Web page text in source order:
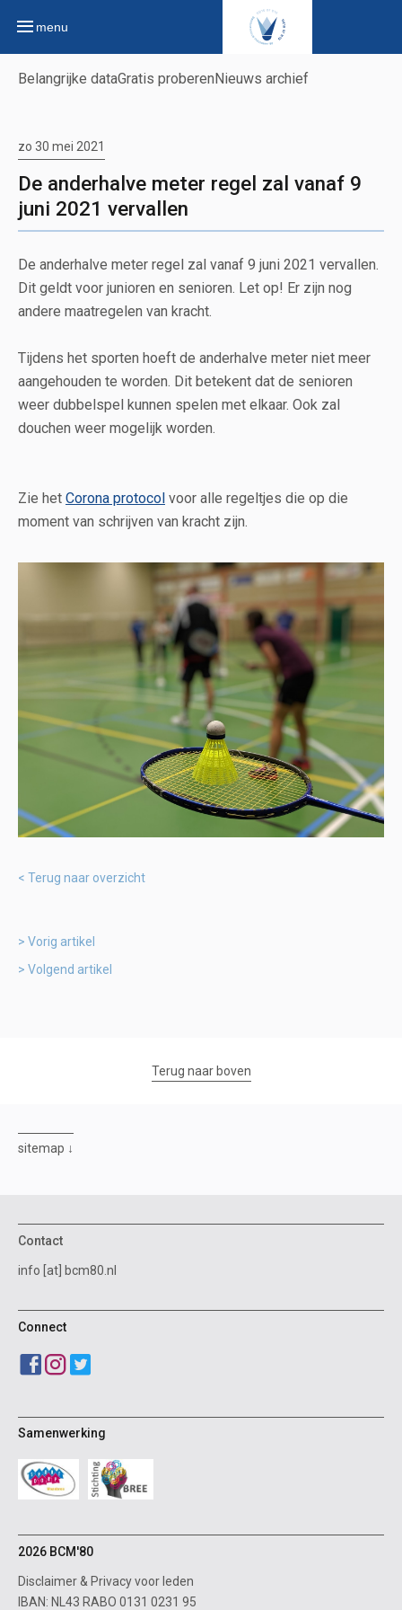
menu
Belangrijke dataGratis proberen Nieuws archief
zo 30 mei 2021
De anderhalve meter regel zal vanaf 9
juni 2021 vervallen
De anderhalve meter regel zal vanaf 9 juni 2021 vervallen.
Dit geldt voor junioren en senioren. Let op! Er zijn nog
andere maatregelen van kracht.
Tijdens het sporten hoeft de anderhalve meter niet meer
aangehouden te worden. Dit betekent dat de senioren
weer dubbelspel kunnen spelen met elkaar. Ook zal
douchen weer mogelijk worden.
Zie het Corona protocol voor alle regeltjes die op die
moment van schrijven van kracht zijn.
Terug naar overzicht
Vorig artikel
Volgend artikel
Terug naar boven
sitemap
Contact
info [at] bcm80.nl
Connect
Samenwerking
2026 BCM'80
Disclaimer& Privacy voor leden
IBAN: NL43 RABO 0131 0231 95